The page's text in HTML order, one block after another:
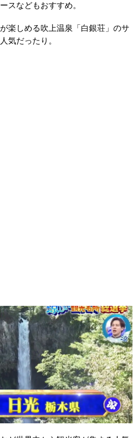
スなどもおすすめ。
楽しめる吹上温泉「白銀荘」のサ
気だったり。